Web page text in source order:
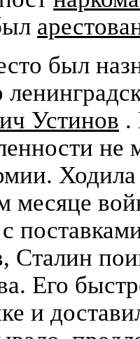
был
Устинов .
не
Ходила
месяце
Сталин
Его
и